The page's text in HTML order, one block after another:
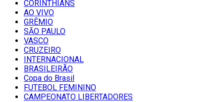
CORINTHIANS
AO VIVO
GRÊMIO
SĀO PAULO
VASCO
CRUZEIRO
INTERNACIONAL
BRASILEIRÃO
Copa do Brasil
FUTEBOL FEMININO
CAMPEONATO LIBERTADORES